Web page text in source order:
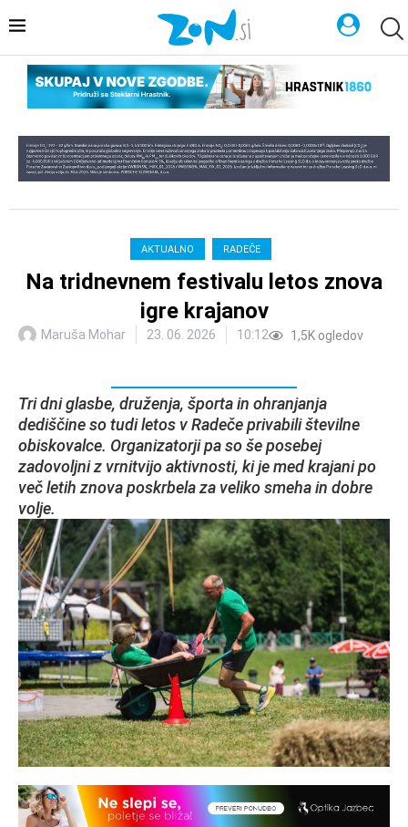
AKTUALNO RADEČE
Na tridnevnem festivalu letos znova
igre krajanov
Maruša Mohar 23. 06. 2026 10:12 1,5K ogledov
Tri dni glasbe, druženja, športa in ohranjanja
dediščine so tudi letos v Radeče privabili številne
obiskovalce. Organizatorji pa so še posebej
zadovoljni z vrnitvijo aktivnosti, ki je med krajani po
več letih znova poskrbela za veliko smeha in dobre
volje.